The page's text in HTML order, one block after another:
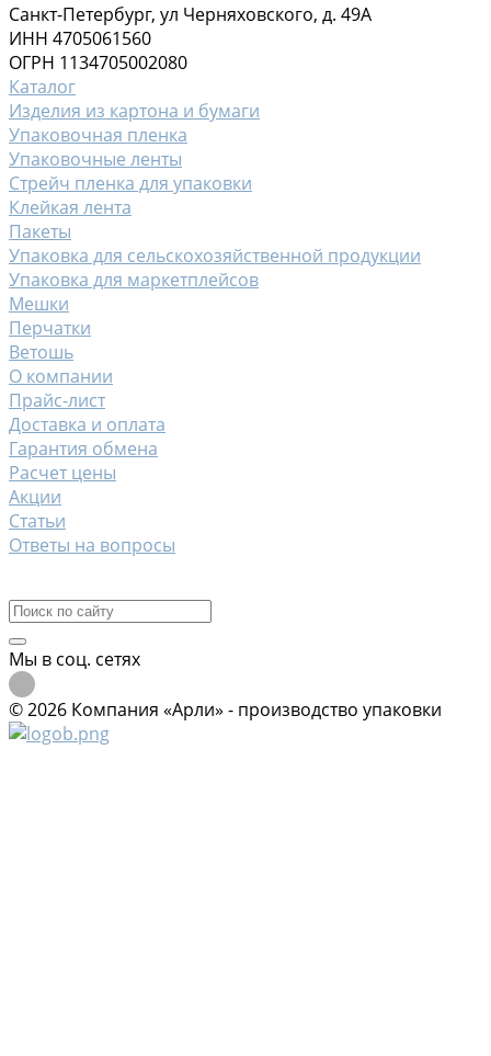
Санкт-Петербург, ул Черняховского, д. 49А
ИНН 4705061560
ОГРН 1134705002080
Каталог
Изделия из картона и бумаги
Упаковочная пленка
Упаковочные ленты
Стрейч пленка для упаковки
Клейкая лента
Пакеты
Упаковка для сельскохозяйственной продукции
Упаковка для маркетплейсов
Мешки
Перчатки
Ветошь
О компании
Прайс-лист
Доставка и оплата
Гарантия обмена
Расчет цены
Акции
Статьи
Ответы на вопросы
Мы в соц. сетях
© 2026 Компания «Арли» - производство упаковки